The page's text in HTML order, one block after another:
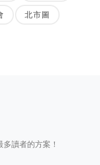
北市圖
讀者的方案！